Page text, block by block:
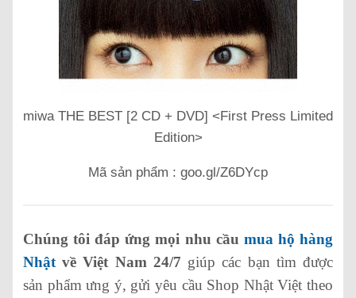
miwa THE BEST [2 CD + DVD] <First Press Limited
Edition>
Mã sản phẩm : goo.gl/Z6DYcp
Chúng tôi đáp ứng mọi nhu cầu mua hộ hàng
Nhật về Việt Nam 24/7 giúp các bạn tìm được
sản phẩm ưng ý, gửi yêu cầu Shop Nhật Việt theo